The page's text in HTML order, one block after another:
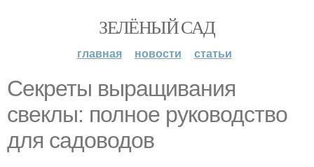
ЗЕЛЁНЫЙ САД
главная новости статьи
Секреты выращивания
свеклы: полное руководство
для садоводов